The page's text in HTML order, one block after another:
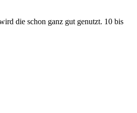
die schon ganz gut genutzt. 10 bis